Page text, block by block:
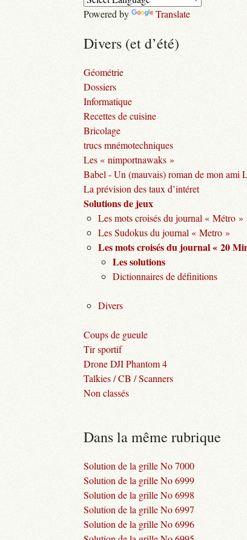
Powered by Translate
Divers (et d’été)
Géométrie
Dossiers
Informatique
Recettes de cuisine
Bricolage
trucs mnémotechniques
Les « nimportnawaks »
Babel - Un (mauvais) roman de mon ami
La prévision des taux d’intéret
Solutions de jeux
Les mots croisés du journal « Métro »
Les Sudokus du journal « Metro »
Les mots croisés du journal « 20
Les solutions
Dictionnaires de définitions
Divers
Coups de gueule
Tir sportif
Drone DJI Phantom 4
Talkies / CB / Scanners
Non classés
Dans la même rubrique
Solution de la grille No 7000
Solution de la grille No 6999
Solution de la grille No 6998
Solution de la grille No 6997
Solution de la grille No 6996